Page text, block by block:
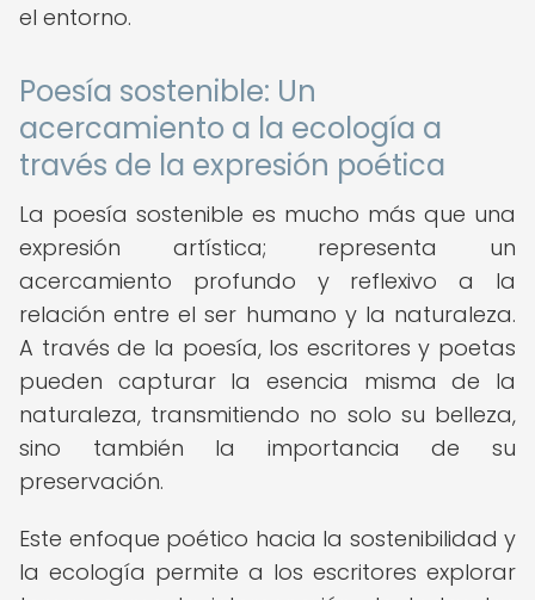
el entorno.
Poesía sostenible: Un
acercamiento a la ecología a
través de la expresión poética
La poesía sostenible es mucho más que una
expresión artística; representa un
acercamiento profundo y reflexivo a la
relación entre el ser humano y la naturaleza.
A través de la poesía, los escritores y poetas
pueden capturar la esencia misma de la
naturaleza, transmitiendo no solo su belleza,
sino también la importancia de su
preservación.
Este enfoque poético hacia la sostenibilidad y
la ecología permite a los escritores explorar